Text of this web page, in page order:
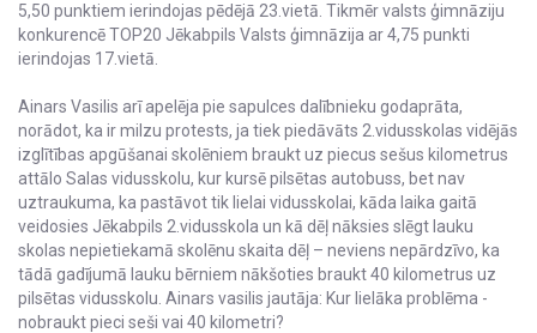
5,50 punktiem ierindojas pēdējā 23.vietā. Tikmēr valsts ģimnāziju
konkurencē TOP20 Jēkabpils Valsts ģimnāzija ar 4,75 punkti
ierindojas 17.vietā.
Ainars Vasilis arī apelēja pie sapulces dalībnieku godaprāta,
norādot, ka ir milzu protests, ja tiek piedāvāts 2.vidusskolas vidējās
izglītības apgūšanai skolēniem braukt uz piecus sešus kilometrus
attālo Salas vidusskolu, kur kursē pilsētas autobuss, bet nav
uztraukuma, ka pastāvot tik lielai vidusskolai, kāda laika gaitā
veidosies Jēkabpils 2.vidusskola un kā dēļ nāksies slēgt lauku
skolas nepietiekamā skolēnu skaita dēļ – neviens nepārdzīvo, ka
tādā gadījumā lauku bērniem nākšoties braukt 40 kilometrus uz
pilsētas vidusskolu. Ainars vasilis jautāja: Kur lielāka problēma -
nobraukt pieci seši vai 40 kilometri?